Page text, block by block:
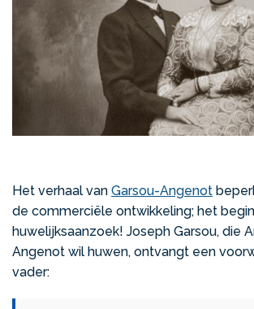
Het verhaal van Garsou-Angenot
de commerciële ontwikkeling; het
huwelijksaanzoek! Joseph Garsou, die
Angenot wil huwen, ontvangt een
vader: